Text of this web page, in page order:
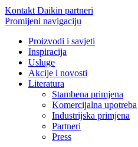
Kontakt Daikin partneri
Promijeni navigaciju
Proizvodi i savjeti
Inspiracija
Usluge
Akcije i novosti
Literatura
Stambena primjena
Komercijalna upotreba
Industrijska primjena
Partneri
Press